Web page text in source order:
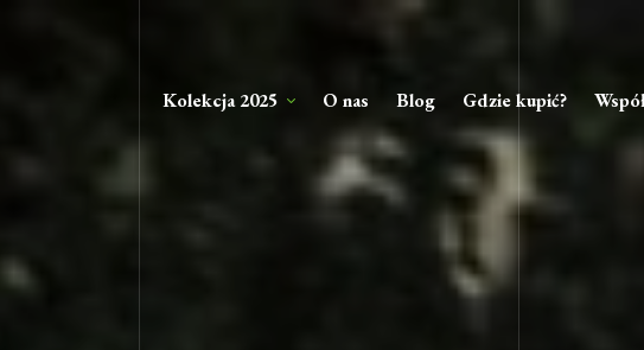
Kolekcja 2025 O nas Blog Gdzie kupić?